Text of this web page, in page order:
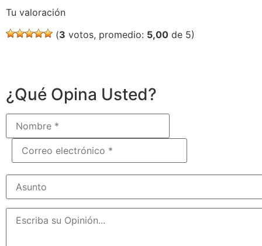
Tu valoración
(3 votos, promedio: 5,00 de 5)
¿Qué Opina Usted?